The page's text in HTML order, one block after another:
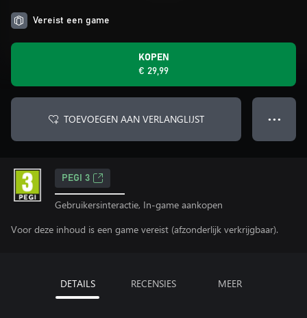
Vereist een game
KOPEN
€ 29,99
TOEVOEGEN AAN VERLANGLIJST ● ● ●
PEGI 3
Gebruikersinteractie, In-game aankopen
Voor deze inhoud is een game vereist (afzonderlijk verkrijgbaar).
DETAILS RECENSIES MEER